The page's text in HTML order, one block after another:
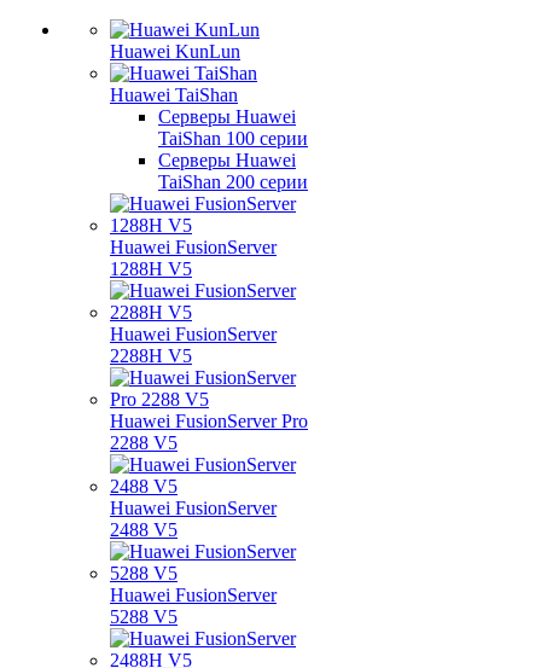
Huawei KunLun
Huawei TaiShan
Серверы Huawei
TaiShan 100 серии
Серверы Huawei
TaiShan 200 серии
Huawei FusionServer
1288H V5
Huawei FusionServer
2288H V5
Huawei FusionServer Pro
2288 V5
Huawei FusionServer
2488 V5
Huawei FusionServer
5288 V5